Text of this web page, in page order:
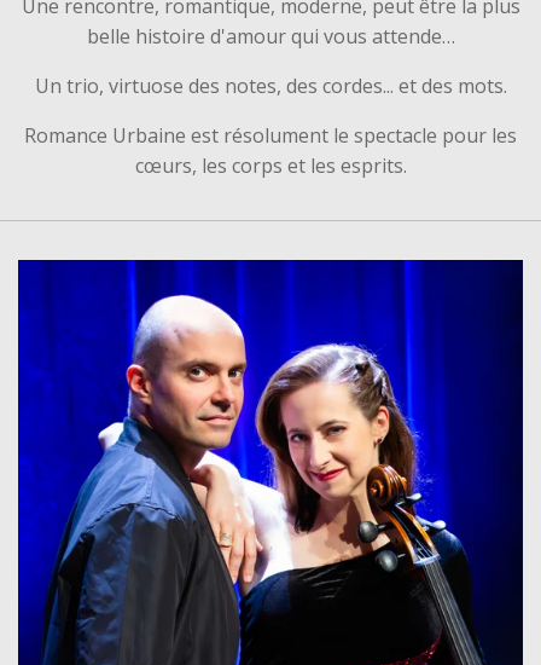
Une rencontre, romantique, moderne, peut être la plus
belle histoire d'amour qui vous attende…
Un trio, virtuose des notes, des cordes... et des mots.
Romance Urbaine est résolument le spectacle pour les
cœurs, les corps et les esprits.